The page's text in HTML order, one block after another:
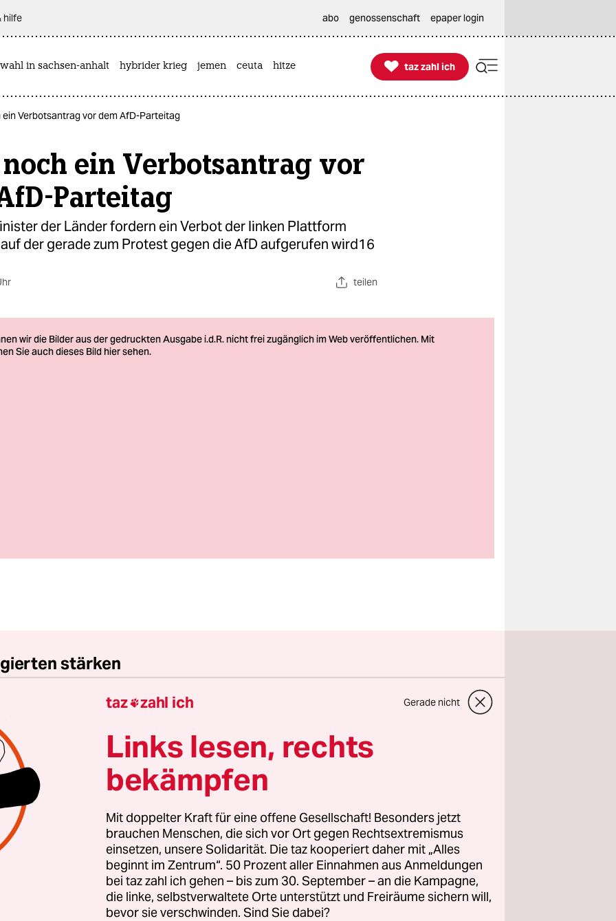
hilfe abo genossenschaft epaper login
in sachsen-anhalt hybrider krieg jemen ceuta hitze 
taz zahl ich
taz zahl ich
ein Verbotsantrag vor dem AfD-Parteitag
noch ein Verbotsantrag vor
Parteitag
der Länder fordern ein Verbot der linken Plattform
der gerade zum Protest gegen die AfD aufgerufen wird16
teilen
stärken
Erfolg der AfD bei den kommenden Landtagswahlen
rechtsextreme Kräfte inzwischen geworden sind.
braucht es Zusammenhalt und Solidarität. Auch und vor
Menschen, die sich vor Ort für eine starke
einsetzen. Die taz kooperiert deshalb mit "Alles
Die Kampagne unterstützt bundesweit linke,
Orte und baut einen solidarischen Fonds für deren
Erhalt auf. Eine offene Gesellschaft braucht guten, frei
Journalismus – und zivilgesellschaftliches Engagement.
auch? Dann machen Sie mit und unterstützen Sie unsere
taz zahl ich Gerade nicht
Links lesen, rechts
bekämpfen
Mit doppelter Kraft für eine offene Gesellschaft! Besonders jetzt
brauchen Menschen, die sich vor Ort gegen Rechtsextremismus
einsetzen, unsere Solidarität. Die taz kooperiert daher mit „Alles
beginnt im Zentrum“. 50 Prozent aller Einnahmen aus Anmeldungen
bei taz zahl ich gehen – bis zum 30. September – an die Kampagne,
die linke, selbstverwaltete Orte unterstützt und Freiräume sichern will,
bevor sie verschwinden. Sind Sie dabei?